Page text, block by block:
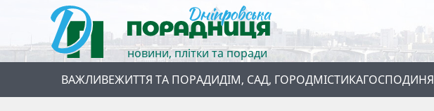
новини, плітки та поради
ВАЖЛИВЕЖИТТЯ ТА ПОРАДИДІМ, САД, ГОРОДМІСТИКАГОСПОДИНЯ